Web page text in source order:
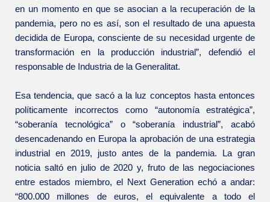
en un momento en que se asocian a la recuperación de la
pandemia, pero no es así, son el resultado de una apuesta
decidida de Europa, consciente de su necesidad urgente de
transformación en la producción industrial”, defendió el
responsable de Industria de la Generalitat.
Esa tendencia, que sacó a la luz conceptos hasta entonces
políticamente incorrectos como “autonomía estratégica”,
“soberanía tecnológica” o “soberanía industrial”, acabó
desencadenando en Europa la aprobación de una estrategia
industrial en 2019, justo antes de la pandemia. La gran
noticia saltó en julio de 2020 y, fruto de las negociaciones
entre estados miembro, el Next Generation echó a andar:
“800.000 millones de euros, el equivalente a todo el